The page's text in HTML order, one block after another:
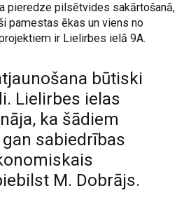
pieredze pilsētvides sakārtošanā,
pamestas ēkas un viens no
ir Lielirbes ielā 9A.
būtiski
Lielirbes ielas
ka šādiem
sabiedrības
M. Dobrājs.